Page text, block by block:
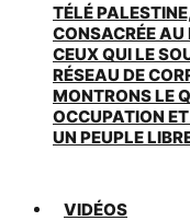
TÉLÉ
CONSACRÉE AU
CEUX QUI LE
RÉSEAU DE
MONTRONS LE
OCCUPATION
UN PEUPLE
VIDÉOS